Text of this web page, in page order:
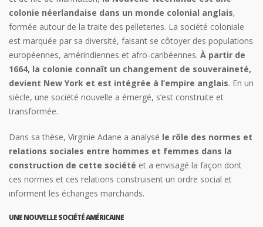
colonie néerlandaise dans un monde colonial anglais,
formée autour de la traite des pelleteries. La société coloniale
est marquée par sa diversité, faisant se côtoyer des populations
européennes, amérindiennes et afro-caribéennes. À partir de
1664, la colonie connaît un changement de souveraineté,
devient New York et est intégrée à l’empire anglais. En un
siècle, une société nouvelle a émergé, s’est construite et
transformée.
Dans sa thèse, Virginie Adane a analysé le rôle des normes et
relations sociales entre hommes et femmes dans la
construction de cette société et a envisagé la façon dont
ces normes et ces relations construisent un ordre social et
informent les échanges marchands.
UNE NOUVELLE SOCIÉTÉ AMÉRICAINE